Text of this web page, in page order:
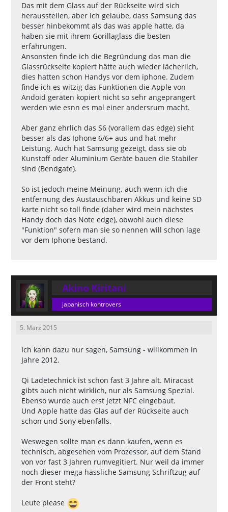
Das mit dem Glass auf der Rückseite wird sich
herausstellen, aber ich gelaube, dass Samsung das
besser hinbekommt als das was apple hatte, da
haben sie mit ihrem Gorillaglass die besten
erfahrungen.
Ansonsten finde ich die Begründung das man die
Glassrückseite kopiert hätte auch wieder lächerlich,
dies hatten schon Handys vor dem iphone. Zudem
finde ich es witzig das Funktionen die Apple von
Andoid geräten kopiert nicht so sehr angeprangert
werden wie esnn es mal einer andersrum macht.
Aber ganz ehrlich das S6 (vorallem das edge) sieht
besser als das Iphone 6/6+ aus und hat mehr
Leistung. Auch hat Samsung gezeigt, dass sie ob
Kunstoff oder Aluminium Geräte bauen die Stabiler
sind (Bendgate).
So ist jedoch meine Meinung. auch wenn ich die
entfernung des Austauschbaren Akkus und keine SD
karte nicht so toll finde (daher wird mein nächstes
Handy doch das Note edge), obwohl auch diese
"Funktion" sofern man sie so nennen will schon lage
vor dem Iphone bestand.
Akino Kiritani
japanisch kontrovers
5. März 2015
Ich kann dazu nur sagen, Samsung - willkommen in
Jahre 2012.
Qi Ladetechnick ist schon fast 3 Jahre alt. Miracast
gibts auch nicht wirklich, nur als Samsung Spezial.
Ebenso wurde auch erst jetzt NFC eingebaut.
Und Apple hatte das Glas auf der Rückseite auch
schon und Sony ebenfalls.
Weswegen sollte man es dann kaufen, wenn es
technisch, abgesehen vom Prozessor, auf dem Stand
von vor fast 3 Jahren rumvegitiert. Nur weil da immer
noch dieser mega hässliche Samsung Schriftzug auf
der Front steht?
Leute please